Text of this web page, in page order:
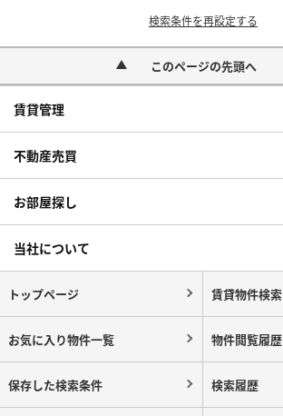
検索条件を再設定する
このページの先頭へ
賃貸管理
不動産売買
お部屋探し
当社について
トップページ 賃貸物件検索
お気に入り物件一覧 物件閲覧履歴
保存した検索条件 検索履歴